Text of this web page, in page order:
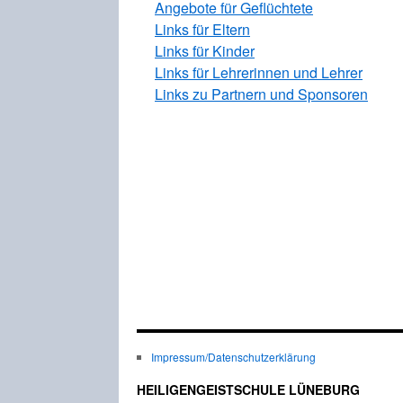
Angebote für Geflüchtete
Links für Eltern
Links für Kinder
Links für Lehrerinnen und Lehrer
Links zu Partnern und Sponsoren
Impressum/Datenschutzerklärung
HEILIGENGEISTSCHULE LÜNEBURG